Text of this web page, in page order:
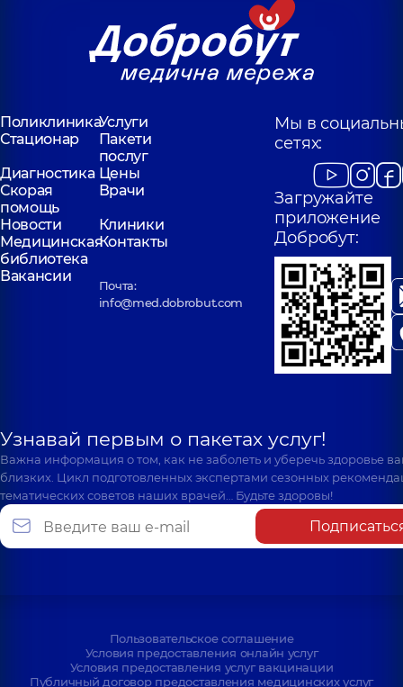
ПоликлиникаУслуги
Стационар
Пакети
послуг
Диагностика Цены
Скорая
помощь
Врачи
Новости
Клиники
Медицинская
библиотека
Контакты
Вакансии
Почта:
info@med.dobrobut.com
Мы в
сетях:
Загружайте
приложение
Добробут:
Узнавай первым о пакетах услуг!
Важна информация о том, как не заболеть и уберечь здоровье
близких. Цикл подготовленных экспертами сезонных
тематических советов наших врачей… Будьте здоровы!
Пользовательское соглашение
Условия предоставления онлайн услуг
Условия предоставления услуг вакцинации
Публичный договор предоставления медицинских услуг